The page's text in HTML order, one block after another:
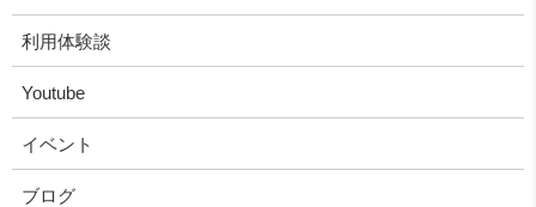
利用体験談
Youtube
イベント
ブログ